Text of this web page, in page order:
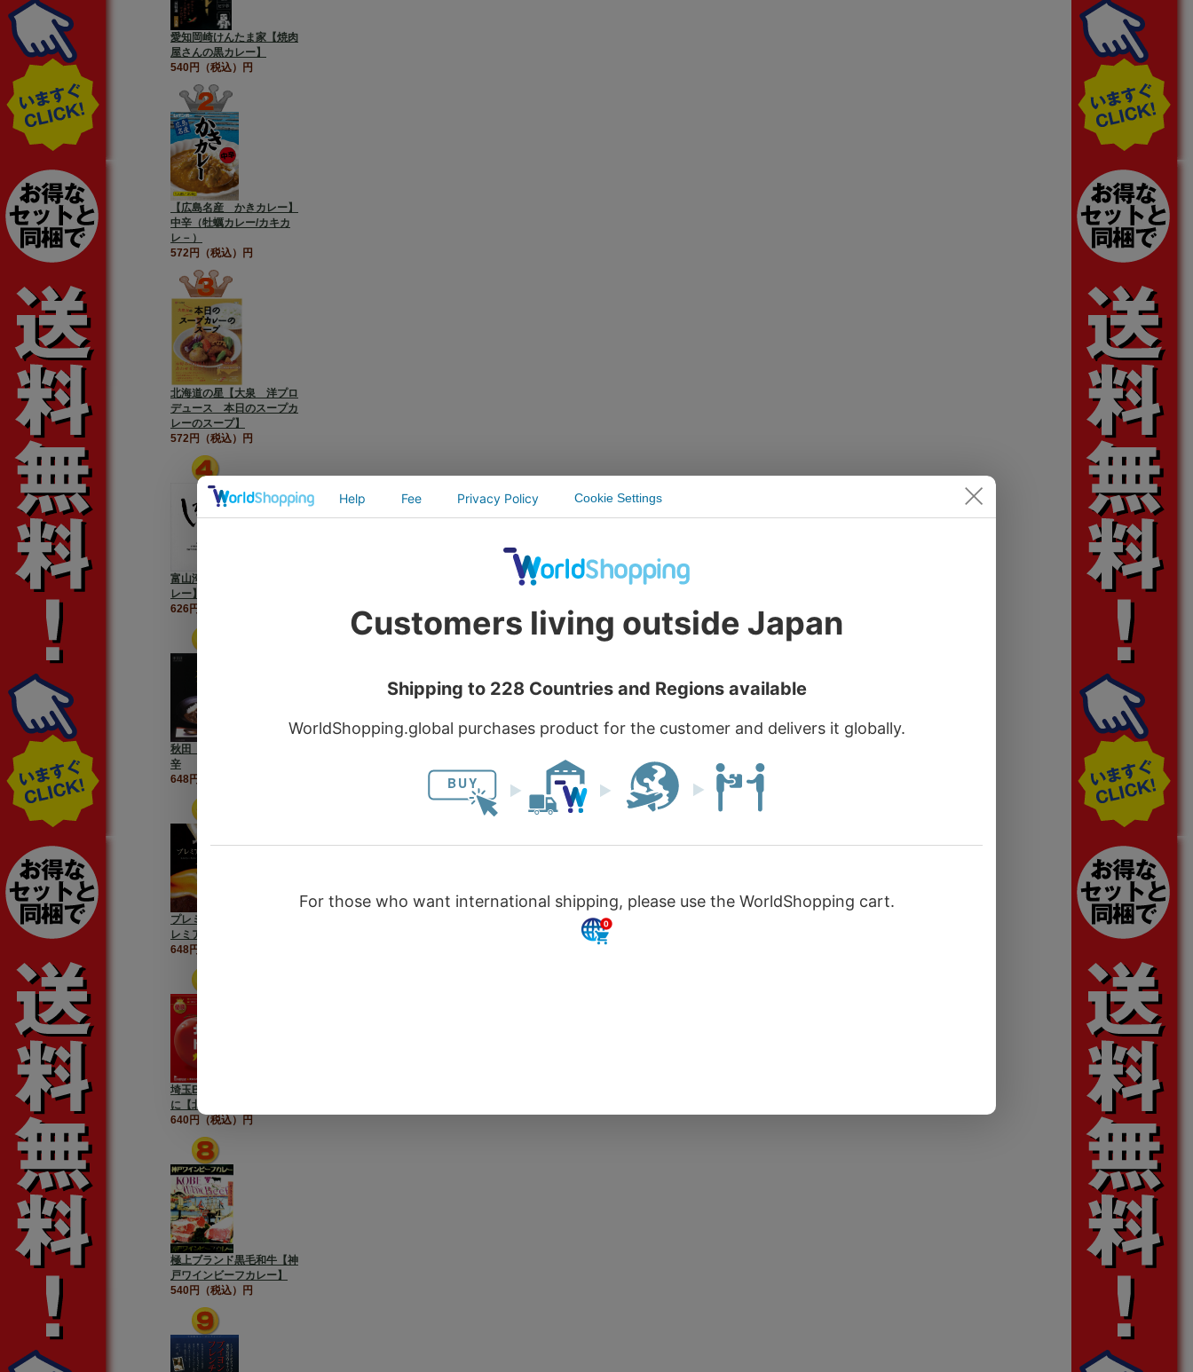
愛知岡崎けんたま家【焼肉
屋さんの黒カレー】
540円（税込）円
【広島名産 かきカレー】
中辛（牡蠣カレー/カキカ
レ－）
572円（税込）円
北海道の星【大泉 洋プロ
デュース 本日のスープカ
レーのスープ】
572円（税込）円
富山湾の宝石【しろえびカ
レー】
626円（税込）円
秋田【比内地鶏カレー】中
辛
648円（税込）円
プレミアホテル門司港【プ
レミアム焼きカレー】
648円（税込）円
埼玉B級グルメが全国No.1
に【北本トマトカレー】
640円（税込）円
極上ブランド黒毛和牛【神
戸ワインビーフカレー】
540円（税込）円